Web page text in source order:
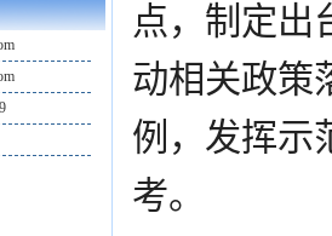
点，制定出
动相关政策
例，发挥示
考。